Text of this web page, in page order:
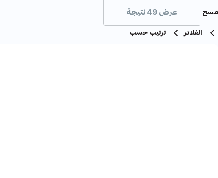
عرض 49 نتيجة
مسح
الفلاتر
ترتيب حسب